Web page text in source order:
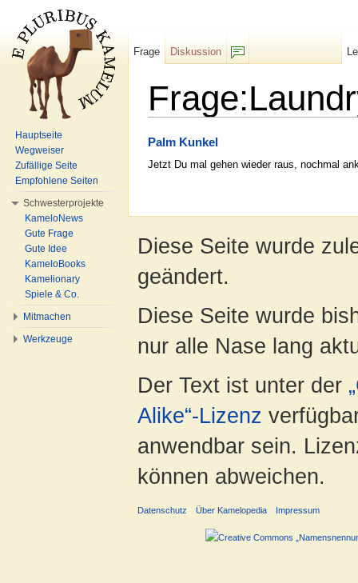
Palm Kunkel
Jetzt Du mal gehen wieder raus, nochmal
Frage
Diskussion
Hauptseite
Wegweiser
Zufällige Seite
Empfohlene Seiten
Schwesterprojekte
KameloNews
Gute Frage
Gute Idee
KameloBooks
Kamelionary
Spiele & Co.
Mitmachen
Werkzeuge
Diese Seite wurde
geändert.
Diese Seite wurde
nur alle Nase lang
Der Text ist unter der
Alike“-Lizenz
anwendbar sein.
können abweichen.
Datenschutz Über Kamelopedia Impressum